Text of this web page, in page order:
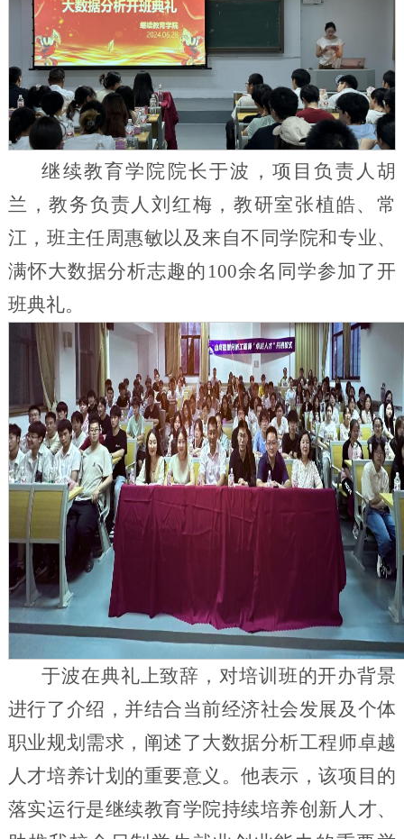
继续教育学院院长于波，项目负责人胡
兰，教务负责人刘红梅，教研室张植皓、常
江，班主任周惠敏以及来自不同学院和专业、
满怀大数据分析志趣的100余名同学参加了开
班典礼。
于波在典礼上致辞，对培训班的开办背景
进行了介绍，并结合当前经济社会发展及个体
职业规划需求，阐述了大数据分析工程师卓越
人才培养计划的重要意义。他表示，该项目的
落实运行是继续教育学院持续培养创新人才、